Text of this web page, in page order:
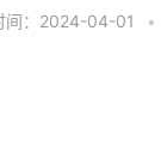
间：2024-04-01 •